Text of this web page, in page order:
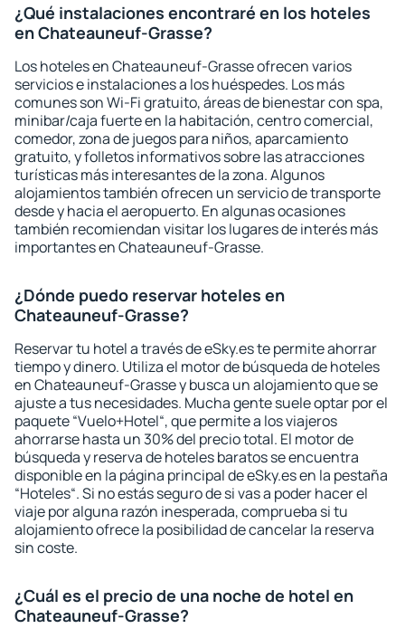
¿Qué instalaciones encontraré en los hoteles
en Chateauneuf-Grasse?
Los hoteles en Chateauneuf-Grasse ofrecen varios
servicios e instalaciones a los huéspedes. Los más
comunes son Wi-Fi gratuito, áreas de bienestar con spa,
minibar/caja fuerte en la habitación, centro comercial,
comedor, zona de juegos para niños, aparcamiento
gratuito, y folletos informativos sobre las atracciones
turísticas más interesantes de la zona. Algunos
alojamientos también ofrecen un servicio de transporte
desde y hacia el aeropuerto. En algunas ocasiones
también recomiendan visitar los lugares de interés más
importantes en Chateauneuf-Grasse.
¿Dónde puedo reservar hoteles en
Chateauneuf-Grasse?
Reservar tu hotel a través de eSky.es te permite ahorrar
tiempo y dinero. Utiliza el motor de búsqueda de hoteles
en Chateauneuf-Grasse y busca un alojamiento que se
ajuste a tus necesidades. Mucha gente suele optar por el
paquete “Vuelo+Hotel“, que permite a los viajeros
ahorrarse hasta un 30% del precio total. El motor de
búsqueda y reserva de hoteles baratos se encuentra
disponible en la página principal de eSky.es en la pestaña
“Hoteles“. Si no estás seguro de si vas a poder hacer el
viaje por alguna razón inesperada, comprueba si tu
alojamiento ofrece la posibilidad de cancelar la reserva
sin coste.
¿Cuál es el precio de una noche de hotel en
Chateauneuf-Grasse?